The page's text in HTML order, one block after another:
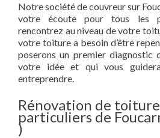
Notre société de couvreur sur
votre écoute pour tous les
rencontrez au niveau de votre
votre toiture a besoin d’être
poserons un premier diagnostic
votre idée et qui vous
entreprendre.
Rénovation de
particuliers de
)